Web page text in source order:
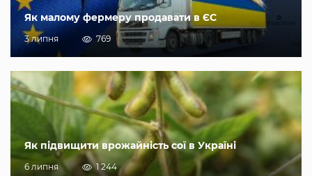
Як малому фермеру продавати в ЄС
3 липня 769
Як підвищити врожайність сої в Україні
6 липня 1 244